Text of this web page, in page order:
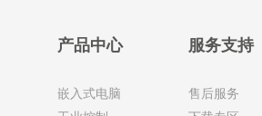
产品中心
嵌入式电脑
服务支持
售后服务